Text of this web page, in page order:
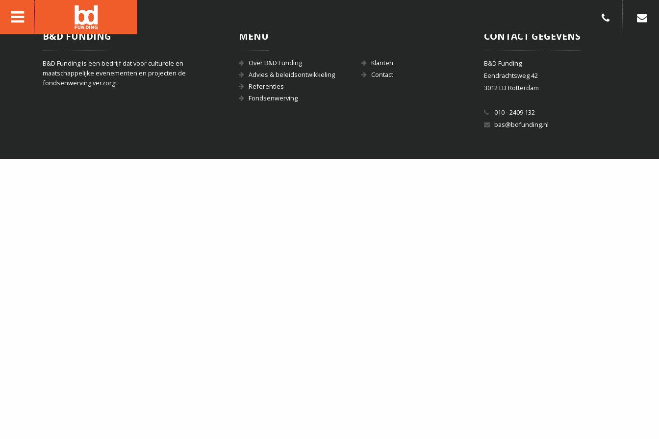
010-
B&D FUNDING
B&D Funding is een bedrijf dat voor culturele en
maatschappelijke evenementen en projecten de
fondsenwerving verzorgt.
MENU
Over B&D Funding
Advies & beleidsontwikkeling
Referenties
Fondsenwerving
Klanten
Contact
CONTACT GEGEVENS
B&D Funding
Eendrachtsweg 42
3012 LD Rotterdam
010 - 2409 132
bas@bdfunding.nl